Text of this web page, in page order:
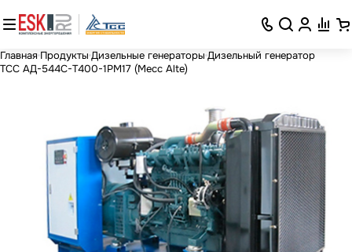
Главная Продукты Дизельные генераторы Дизельный генератор
ТСС АД-544С-Т400-1РМ17 (Mecc Alte)